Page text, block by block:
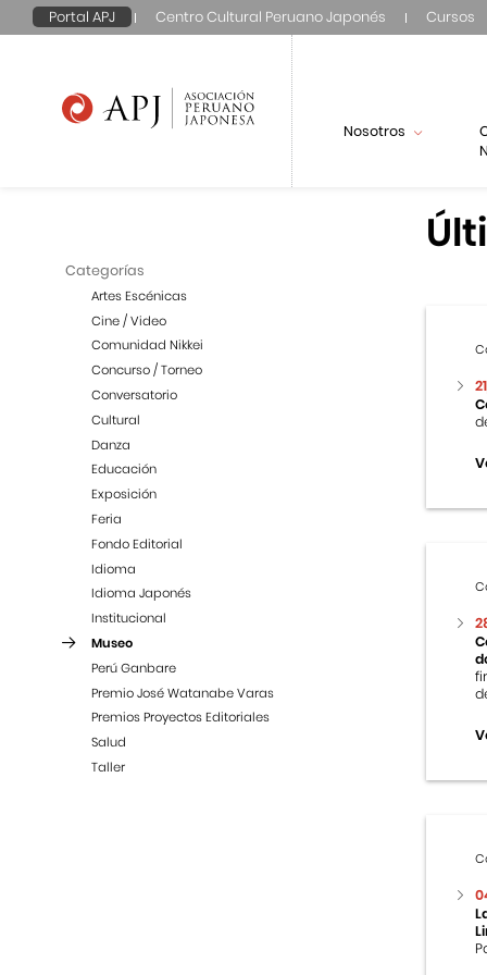
Portal APJ Centro Cultural Peruano Japonés Cursos
Nosotros
Categorías
Artes Escénicas
Cine / Video
Comunidad Nikkei
Concurso / Torneo
Conversatorio
Cultural
Danza
Educación
Exposición
Feria
Fondo Editorial
Idioma
Idioma Japonés
Institucional
Museo
Perú Ganbare
Premio José Watanabe Varas
Premios Proyectos Editoriales
Salud
Taller